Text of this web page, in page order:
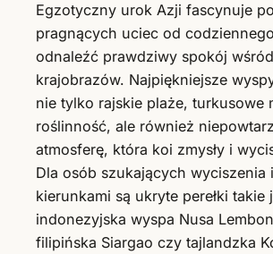
Egzotyczny urok Azji fascynuje
pragnących uciec od
odnaleźć prawdziwy spokój
krajobrazów. Najpiękniejsze
nie tylko rajskie plaże, turkusowe
roślinność, ale również
atmosferę, która koi zmysły i
Dla osób szukających wyciszenia
kierunkami są ukryte perełki takie
indonezyjska wyspa Nusa
filipińska Siargao czy tajlandzka